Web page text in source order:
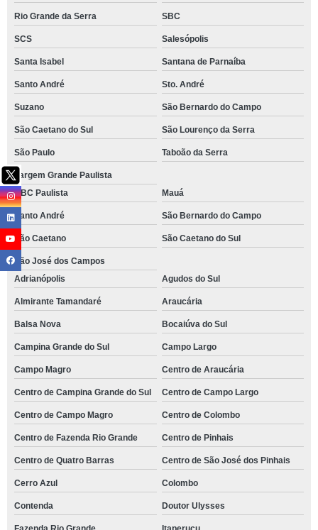
Rio Grande da Serra SBC
SCS Salesópolis
Santa Isabel Santana de Parnaíba
Santo André Sto. André
Suzano São Bernardo do Campo
São Caetano do Sul São Lourenço da Serra
São Paulo Taboão da Serra
Vargem Grande Paulista
ABC Paulista
Mauá
Santo André São Bernardo do Campo
São Caetano São Caetano do Sul
São José dos Campos
Adrianópolis
Agudos do Sul
Almirante Tamandaré Araucária
Balsa Nova Bocaiúva do Sul
Campina Grande do Sul Campo Largo
Campo Magro Centro de Araucária
Centro de Campina Grande do Sul Centro de Campo Largo
Centro de Campo Magro Centro de Colombo
Centro de Fazenda Rio Grande Centro de Pinhais
Centro de Quatro Barras Centro de São José dos Pinhais
Cerro Azul Colombo
Contenda Doutor Ulysses